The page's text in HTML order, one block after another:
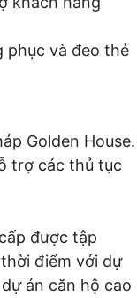
phục và đeo thẻ
Golden House.
trợ các thủ tục
được tập
điểm với dự
án căn hộ cao